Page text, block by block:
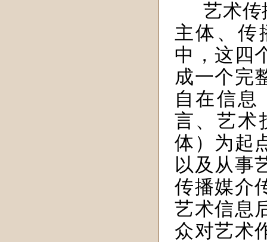
艺术传
主体、传
中，这四
成一个完
自在信息
言、艺术
体）为起
以及从事
传播媒介
艺术信息
众对艺术